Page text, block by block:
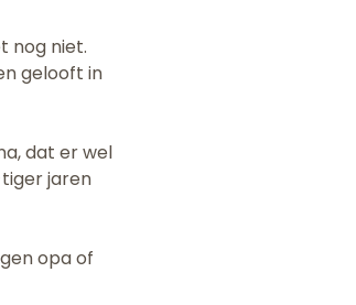
nog niet.
gelooft in
dat er wel
tiger jaren
opa of